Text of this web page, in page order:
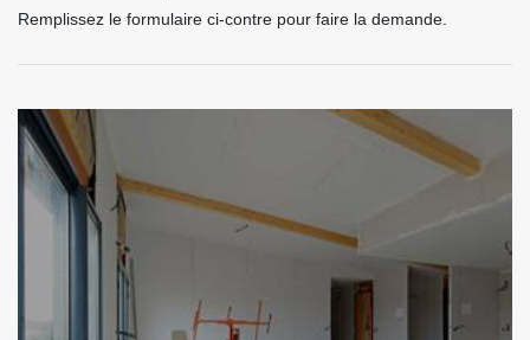
Remplissez le formulaire ci-contre pour faire la demande.